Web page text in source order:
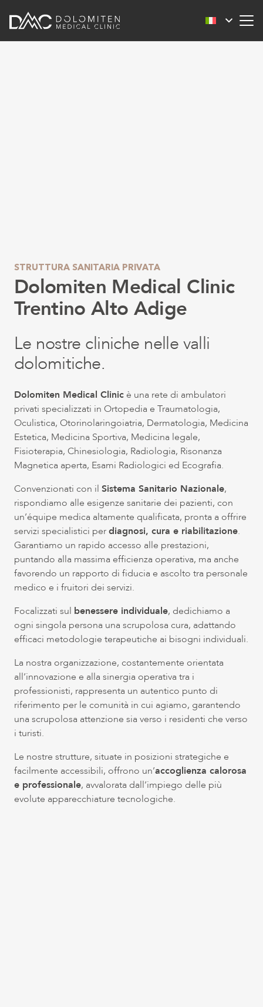
STRUTTURA SANITARIA PRIVATA
Dolomiten Medical Clinic
Trentino Alto Adige
Le nostre cliniche nelle valli
dolomitiche.
Dolomiten Medical Clinic è una rete di ambulatori
privati specializzati in Ortopedia e Traumatologia,
Oculistica, Otorinolaringoiatria, Dermatologia, Medicina
Estetica, Medicina Sportiva, Medicina legale,
Fisioterapia, Chinesiologia, Radiologia, Risonanza
Magnetica aperta, Esami Radiologici ed Ecografia.
Convenzionati con il Sistema Sanitario Nazionale,
rispondiamo alle esigenze sanitarie dei pazienti, con
un’équipe medica altamente qualificata, pronta a offrire
servizi specialistici perdiagnosi, cura e riabilitazione.
Garantiamo un rapido accesso alle prestazioni,
puntando alla massima efficienza operativa, ma anche
favorendo un rapporto di fiducia e ascolto tra personale
medico e i fruitori dei servizi.
Focalizzati sul benessere individuale, dedichiamo a
ogni singola persona una scrupolosa cura, adattando
efficaci metodologie terapeutiche ai bisogni individuali.
La nostra organizzazione, costantemente orientata
all’innovazione e alla sinergia operativa tra i
professionisti, rappresenta un autentico punto di
riferimento per le comunità in cui agiamo, garantendo
una scrupolosa attenzione sia verso i residenti che verso
i turisti.
Le nostre strutture, situate in posizioni strategiche e
facilmente accessibili, offrono un’accoglienza calorosa
e professionale, avvalorata dall’impiego delle più
evolute apparecchiature tecnologiche.